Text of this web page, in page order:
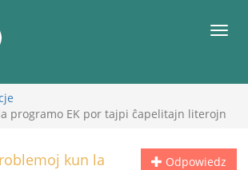
programo EK por tajpi ĉapelitajn literojn
Odpowiedz
kun la